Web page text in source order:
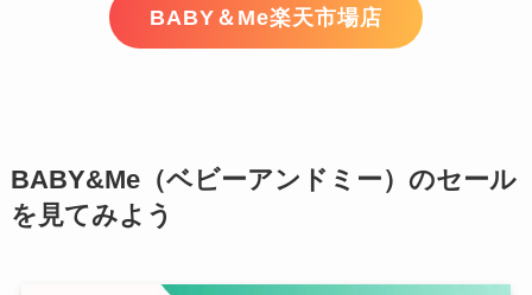
BABY＆Me楽天市場店
BABY&Me（ベビーアンドミー）のセール
を見てみよう